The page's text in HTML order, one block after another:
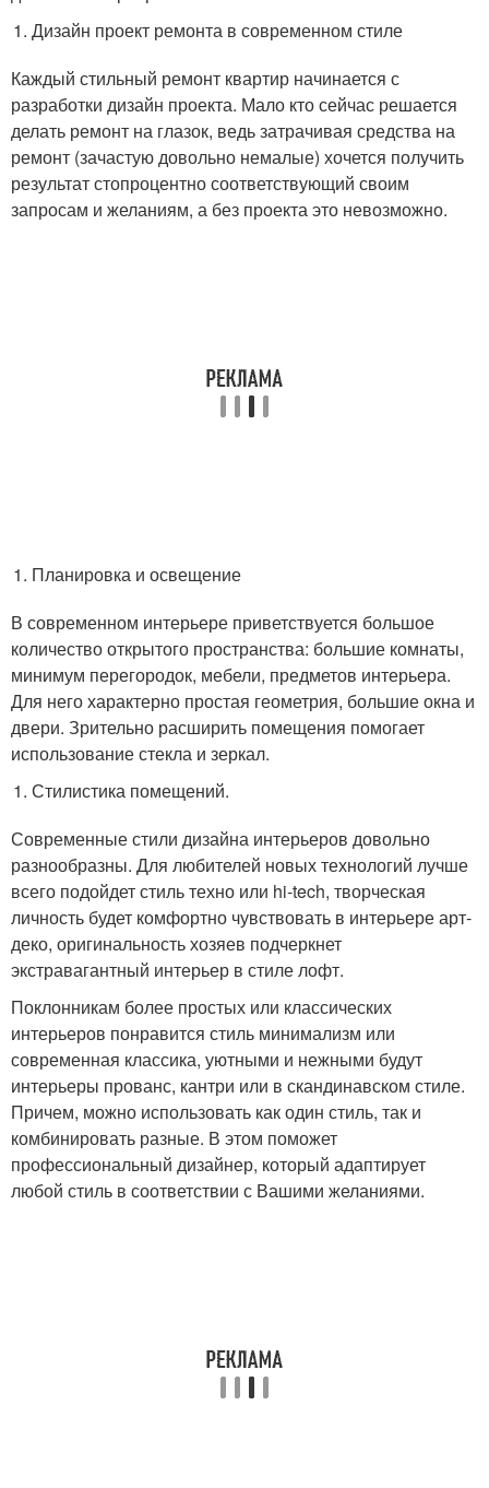
Дизайн проект ремонта в современном стиле
Каждый стильный ремонт квартир начинается с
разработки дизайн проекта. Мало кто сейчас решается
делать ремонт на глазок, ведь затрачивая средства на
ремонт (зачастую довольно немалые) хочется получить
результат стопроцентно соответствующий своим
запросам и желаниям, а без проекта это невозможно.
Планировка и освещение
В современном интерьере приветствуется большое
количество открытого пространства: большие комнаты,
минимум перегородок, мебели, предметов интерьера.
Для него характерно простая геометрия, большие окна и
двери. Зрительно расширить помещения помогает
использование стекла и зеркал.
Стилистика помещений.
Современные стили дизайна интерьеров довольно
разнообразны. Для любителей новых технологий лучше
всего подойдет стиль техно или hi-tech, творческая
личность будет комфортно чувствовать в интерьере арт-
деко, оригинальность хозяев подчеркнет
экстравагантный интерьер в стиле лофт.
Поклонникам более простых или классических
интерьеров понравится стиль минимализм или
современная классика, уютными и нежными будут
интерьеры прованс, кантри или в скандинавском стиле.
Причем, можно использовать как один стиль, так и
комбинировать разные. В этом поможет
профессиональный дизайнер, который адаптирует
любой стиль в соответствии с Вашими желаниями.